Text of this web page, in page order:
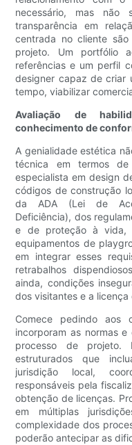
necessário, mas não
transparência em
centrada no cliente
projeto. Um portfólio
referências e um perfil
designer capaz de criar
tempo, viabilizar
Avaliação de
conhecimento de
A genialidade estética
técnica em termos de
especialista em design
códigos de construção
da ADA (Lei de
Deficiência), dos
e de proteção à vida,
equipamentos de
em integrar esses
retrabalhos
ainda, condições
dos visitantes e a licença
Comece pedindo aos
incorporam as normas
processo de projeto.
estruturados que
jurisdição local,
responsáveis ​​pela
obtenção de licenças.
em múltiplas
complexidade dos
poderão antecipar as